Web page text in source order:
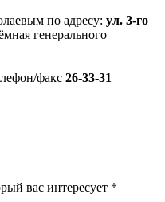
по адресу: ул. 3-го
генерального
факс 26-33-31
вас интересует *